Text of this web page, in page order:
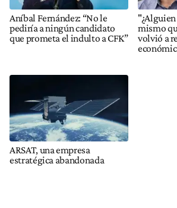
Aníbal Fernández: “No le
pediría a ningún candidato
que prometa el indulto a CFK”
mismo
volvió a
ARSAT, una empresa
estratégica abandonada